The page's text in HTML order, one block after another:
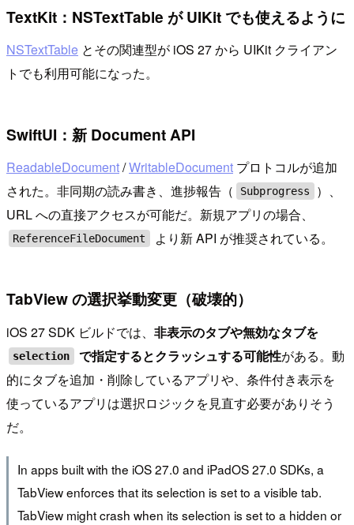
TextKit：NSTextTable が UIKit でも使えるように
NSTextTable とその関連型が iOS 27 から UIKit クライアン
トでも利用可能になった。
SwiftUI：新 Document API
ReadableDocument/WritableDocument プロトコルが追加
された。非同期の読み書き、進捗報告（
Subprogress
）、
URL への直接アクセスが可能だ。新規アプリの場合、
ReferenceFileDocument より新 API が推奨されている。
TabView の選択挙動変更（破壊的）
iOS 27 SDK ビルドでは、 非表示のタブや無効なタブを
selection で指定するとクラッシュする可能性がある。動
的にタブを追加・削除しているアプリや、条件付き表示を
使っているアプリは選択ロジックを見直す必要がありそう
だ。
In apps built with the iOS 27.0 and iPadOS 27.0 SDKs, a
TabView enforces that its selection is set to a visible tab.
TabView might crash when its selection is set to a hidden or